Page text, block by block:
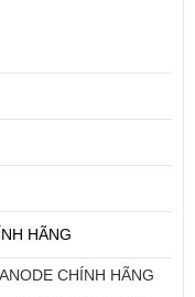
HÃNG
CHÍNH HÃNG